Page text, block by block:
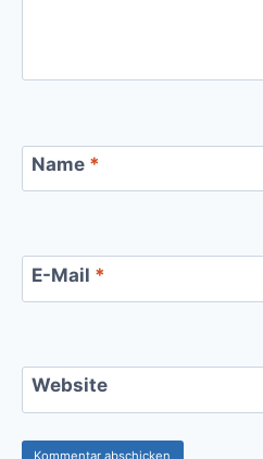
Name *
E-Mail *
Website